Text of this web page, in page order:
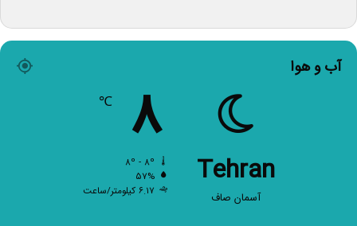
Tehran
آسمان صاف
۸ ℃
۵۷%
۶.۱۷ کیلومتر/ساعت